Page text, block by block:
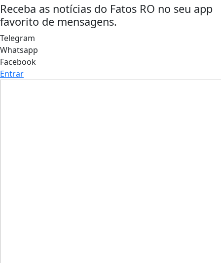
Receba as notícias do Fatos RO no seu app
favorito de mensagens.
Telegram
Whatsapp
Facebook
Entrar